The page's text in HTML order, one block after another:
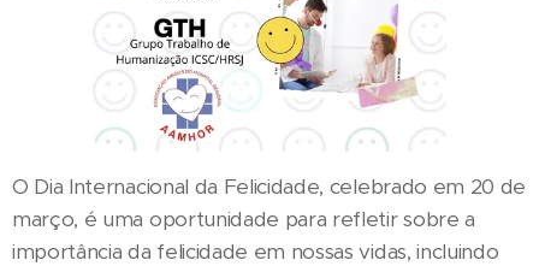
O Dia Internacional da Felicidade, celebrado em 20 de
março, é uma oportunidade para refletir sobre a
importância da felicidade em nossas vidas, incluindo